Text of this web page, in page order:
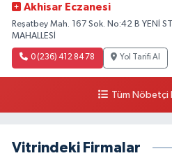
Akhisar Eczanesi
Reşatbey Mah. 167 Sok. No:42 B YENİ
MAHALLESİ
0 (236) 412 84 78 Yol Tarifi Al
Tüm Nöbetçi
Vitrindeki Firmalar